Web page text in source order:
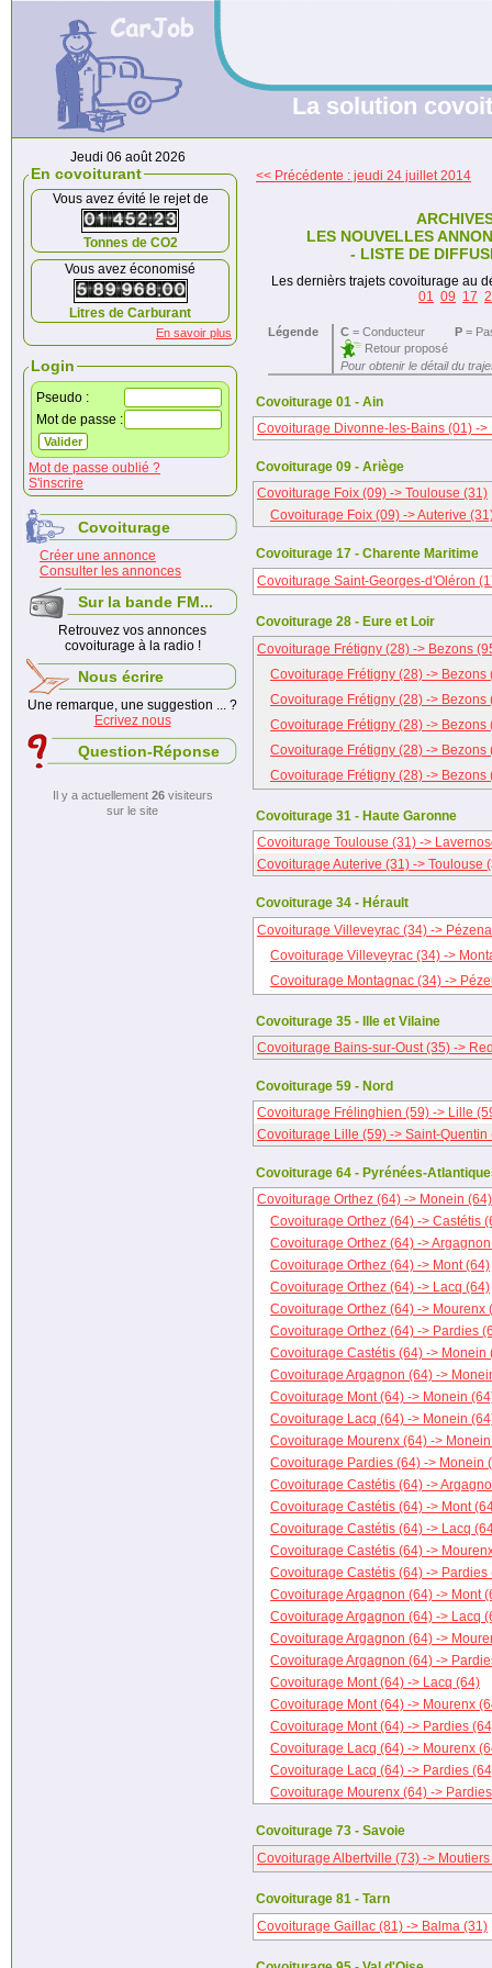
La solution
Jeudi 06 août 2026
En covoiturant
Vous avez évité le rejet de
Tonnes de CO2
Vous avez économisé
Litres de Carburant
En savoir plus
Login
Pseudo :
Mot de passe :
Mot de passe oublié ?
S'inscrire
Covoiturage
Créer une annonce
Consulter les annonces
Sur la bande FM...
Retrouvez vos annonces
covoiturage à la radio !
Nous écrire
Une remarque, une suggestion ... ?
Ecrivez nous
Question-Réponse
Il y a actuellement 26visiteurs
sur le site
<< Précédente : jeudi 24 juillet 2014
LES NOUVELLES
- LISTE DE
Les dernièrs trajets covoiturage au
01 09 17
Légende C= Conducteur P=
Retour proposé
Pour obtenir le détail du
Covoiturage 01 - Ain
Covoiturage Divonne-les-Bains (01) -
Covoiturage 09 - Ariège
Covoiturage Foix (09) -> Toulouse (31)
Covoiturage Foix (09) -> Auterive
Covoiturage 17 - Charente Maritime
Covoiturage Saint-Georges-d'Oléron
Covoiturage 28 - Eure et Loir
Covoiturage Frétigny (28) -> Bezons
Covoiturage Frétigny (28) -> Bezons
Covoiturage Frétigny (28) -> Bezons
Covoiturage Frétigny (28) -> Bezons
Covoiturage Frétigny (28) -> Bezons
Covoiturage Frétigny (28) -> Bezons
Covoiturage 31 - Haute Garonne
Covoiturage Toulouse (31) ->
Covoiturage Auterive (31) -> Toulouse
Covoiturage 34 - Hérault
Covoiturage Villeveyrac (34) ->
Covoiturage Villeveyrac (34) ->
Covoiturage Montagnac (34) ->
Covoiturage 35 - Ille et Vilaine
Covoiturage Bains-sur-Oust (35) ->
Covoiturage 59 - Nord
Covoiturage Frélinghien (59) -> Lille
Covoiturage Lille (59) -> Saint-Quentin
Covoiturage 64 - Pyrénées-
Covoiturage Orthez (64) -> Monein (64)
Covoiturage Orthez (64) -> Castétis
Covoiturage Orthez (64) ->
Covoiturage Orthez (64) -> Mont (64)
Covoiturage Orthez (64) -> Lacq (64)
Covoiturage Orthez (64) -> Mourenx
Covoiturage Orthez (64) -> Pardies
Covoiturage Castétis (64) -> Monein
Covoiturage Argagnon (64) ->
Covoiturage Mont (64) -> Monein
Covoiturage Lacq (64) -> Monein
Covoiturage Mourenx (64) ->
Covoiturage Pardies (64) -> Monein
Covoiturage Castétis (64) ->
Covoiturage Castétis (64) -> Mont
Covoiturage Castétis (64) -> Lacq
Covoiturage Castétis (64) ->
Covoiturage Castétis (64) -> Pardies
Covoiturage Argagnon (64) -> Mont
Covoiturage Argagnon (64) -> Lacq
Covoiturage Argagnon (64) ->
Covoiturage Argagnon (64) ->
Covoiturage Mont (64) -> Lacq (64)
Covoiturage Mont (64) -> Mourenx
Covoiturage Mont (64) -> Pardies
Covoiturage Lacq (64) -> Mourenx
Covoiturage Lacq (64) -> Pardies
Covoiturage Mourenx (64) ->
Covoiturage 73 - Savoie
Covoiturage Albertville (73) ->
Covoiturage 81 - Tarn
Covoiturage Gaillac (81) -> Balma (31)